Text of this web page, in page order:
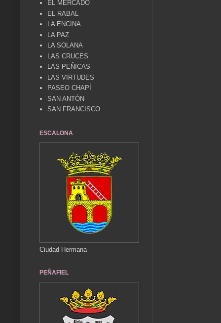
EL MERCADO
EL RABAL
LA ENCINA
LA PAZ
LA SOLANA
LAS CRUCES
LAS PEÑICAS
LAS VIRTUDES
PASEO CHAPÍ
SAN ANTÓN
SAN FRANCISCO
ESCALONA
Ciudad Hermana
PEÑAFIEL